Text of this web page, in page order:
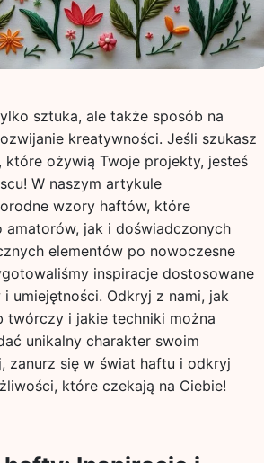
sztuka, ale także sposób na
kreatywności. Jeśli szukasz
które ożywią Twoje projekty, jesteś
W naszym artykule
wzory haftów, które
amatorów, jak i doświadczonych
elementów po nowoczesne
inspiracje dostosowane
umiejętności. Odkryj z nami, jak
twórczy i jakie techniki można
unikalny charakter swoim
zanurz się w świat haftu i odkryj
które czekają na Ciebie!